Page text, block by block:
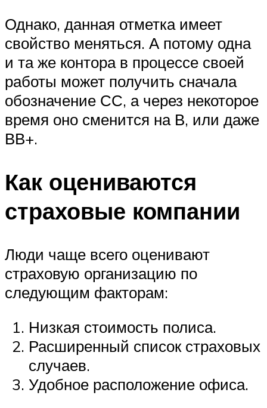
Однако, данная отметка имеет
свойство меняться. А потому одна
и та же контора в процессе своей
работы может получить сначала
обозначение СС, а через некоторое
время оно сменится на В, или даже
ВВ+.
Как оцениваются
страховые компании
Люди чаще всего оценивают
страховую организацию по
следующим факторам:
Низкая стоимость полиса.
Расширенный список страховых
случаев.
Удобное расположение офиса.